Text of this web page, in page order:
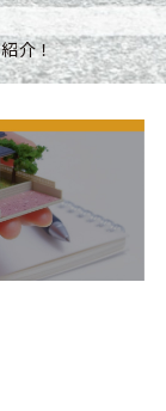
介！